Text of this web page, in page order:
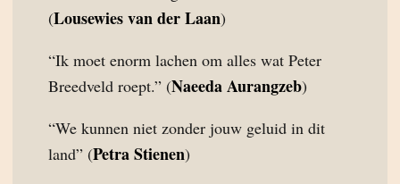
(Lousewies van der Laan)
“Ik moet enorm lachen om alles wat Peter
Breedveld roept.” (Naeeda Aurangzeb)
“We kunnen niet zonder jouw geluid in dit
land” (Petra Stienen)